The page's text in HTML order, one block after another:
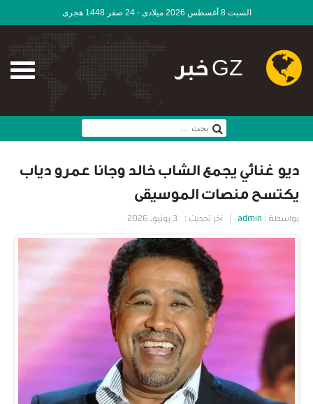
السبت 8 أغسطس 2026 ميلادى - 24 صفر 1448 هجرى
GZ خبر
ديو غنائي يجمع الشاب خالد وجانا عمرو دياب
يكتسح منصات الموسيقى
بواسطة : admin آخر تحديث : 3 يونيو، 2026